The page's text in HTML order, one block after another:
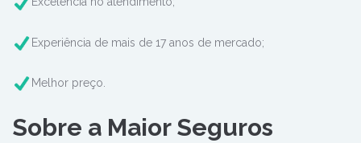
Experiência de mais de 17 anos de mercado;
Melhor preço.
Sobre a Maior Seguros